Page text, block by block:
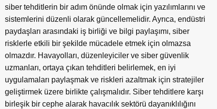
siber tehditlerin bir adım önünde olmak için yazılımlarını ve
sistemlerini düzenli olarak güncellemelidir. Ayrıca, endüstri
paydaşları arasındaki iş birliği ve bilgi paylaşımı, siber
risklerle etkili bir şekilde mücadele etmek için olmazsa
olmazdır. Havayolları, düzenleyiciler ve siber güvenlik
uzmanları, ortaya çıkan tehditleri belirlemek, en iyi
uygulamaları paylaşmak ve riskleri azaltmak için stratejiler
geliştirmek üzere birlikte çalışmalıdır. Siber tehditlere karşı
birleşik bir cephe alarak havacılık sektörü dayanıklılığını